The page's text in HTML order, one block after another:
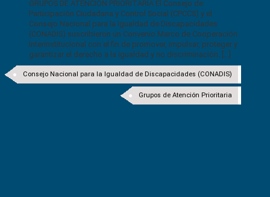
GRUPOS DE ATENCIÓN PRIORITARIA El Consejo de
Participación Ciudadana y Control Social (CPCCS) y el
Consejo Nacional para la Igualdad de Discapacidades
(CONADIS) suscribieron un Convenio Marco de Cooperación
Interinstitucional con el fin de promover, impulsar, proteger y
garantizar el derecho a la igualdad y no discriminación. [...]
Consejo Nacional para la Igualdad de Discapacidades (CONADIS)
Grupos de Atención Prioritaria